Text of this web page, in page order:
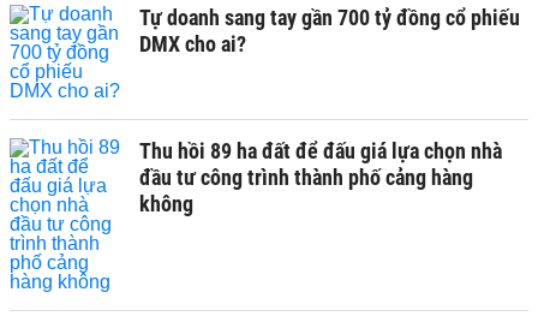
Tự doanh sang tay gần 700 tỷ đồng cổ phiếu
DMX cho ai?
Thu hồi 89 ha đất để đấu giá lựa chọn nhà
đầu tư công trình thành phố cảng hàng
không